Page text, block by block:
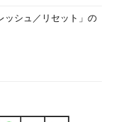
ッシュ／リセット」の